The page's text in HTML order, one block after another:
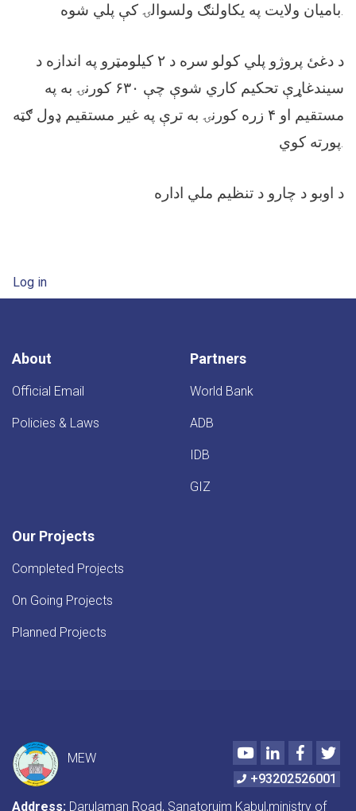
بامیان ولایت په يکاولنګ ولسوالۍ کې پلي شوه.
د دغئ پروژو پلي کولو سره د ۲ کیلومټرو په اندازه د
سیندغاړې تحکیم کاري شوې چې ۶۳۰ کورنۍ به په
مستقیم او ۴ زره کورنۍ به ترې په غیر مستقیم ډول ګټه
پورته کوي.
د اوبو د چارو د تنظیم ملي اداره
User account menu
Log in
About
Official Email
Policies & Laws
Partners
World Bank
ADB
IDB
GIZ
Our Projects
Completed Projects
On Going Projects
Planned Projects
MEW
YoutubeLinkedIn
+93202526001
Address: Darulaman Road, Sanatoruim Kabul,ministry of